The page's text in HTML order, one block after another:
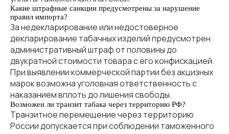
Какие штрафные санкции предусмотрены за нарушение
правил импорта?
За недекларирование или недостоверное
декларирование табачных изделий предусмотрен
административный штраф от половины до
двукратной стоимости товара с его конфискацией.
При выявлении коммерческой партии без акцизных
марок возможна уголовная ответственность с
наказанием вплоть до лишения свободы.
Возможен ли транзит табака через территорию РФ?
Транзитное перемещение через территорию
России допускается при соблюдении таможенного